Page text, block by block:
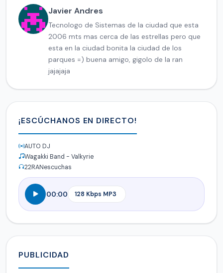
Javier Andres
Tecnologo de Sistemas de la ciudad que esta
2006 mts mas cerca de las estrellas pero que
esta en la ciudad bonita la ciudad de los
parques =) buena amigo, gigolo de la ran
jajajaja
¡ESCÚCHANOS EN DIRECTO!
AUTO DJ
Wagakki Band - Valkyrie
22RANescuchas
00:00
PUBLICIDAD